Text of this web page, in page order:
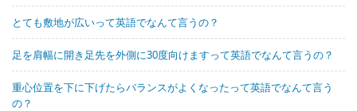
とても敷地が広いって英語でなんて言うの？
足を肩幅に開き足先を外側に30度向けますって英語でなんて言うの？
重心位置を下に下げたらバランスがよくなったって英語でなんて言う
の？